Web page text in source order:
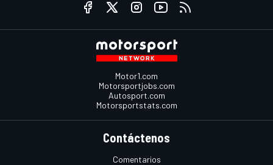
Motor1.com
Motorsportjobs.com
Autosport.com
Motorsportstats.com
Contáctenos
Comentarios